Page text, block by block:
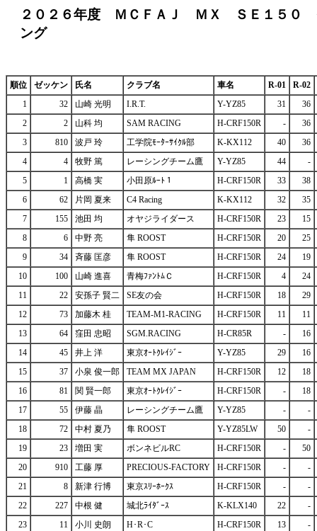
２０２６年度 ＭＣＦＡＪ ＭＸ ＳＥ１５０
ング
順位 ゼッケン 氏名 クラブ名 車名 R-01
R-02
1
32 山崎 光明 I.R.T. Y-YZ85 31
36
2
2 山科 均 SAM RACING H-CRF150R -
36
3
810 波戸 玲 工学院ﾓｰﾀｰｻｲｸﾙ部 K-KX112 40
36
4
4 牧野 篤 レーシングチーム鷹 Y-YZ85 44
-
5
1 高橋 実 小田原ﾙｰﾄ１ H-CRF150R 33
38
6
62 片岡 夏来 C4 Racing K-KX112 32
35
7
155 池田 均 オヤジライダース H-CRF150R 23
15
8
6 中野 亮 隼 ROOST H-CRF150R 20
25
9
34 斉藤 匡彦 隼 ROOST H-CRF150R 24
19
10
100 山崎 進喜 青梅ﾌｧﾝﾄﾑＣ H-CRF150R 4
24
11
22 安孫子 賢二 SE友の会 H-CRF150R 18
29
12
73 加藤木 桂 TEAM-M1-RACING H-CRF150R 11
11
13
64 窪田 忠昭 SGM.RACING H-CR85R -
16
14
45 井上 洋 東京ｵｰﾄｸﾚｲｼﾞｰ Y-YZ85 29
16
15
37 小泉 俊一郎 TEAM MX JAPAN H-CRF150R 12
18
16
81 関 賢一郎 東京ｵｰﾄｸﾚｲｼﾞｰ H-CRF150R -
18
17
55 伊藤 晶 レーシングチーム鷹 Y-YZ85 -
-
18
72 中村 夏乃 隼 ROOST Y-YZ85LW 50
-
19
23 増田 実 ボンネビルRC H-CRF150R -
50
20
910 工藤 厚 PRECIOUS-FACTORY H-CRF150R -
-
21
8 新津 行博 東京ｽﾘｰﾎｰｸｽ H-CRF150R -
-
22
227 中根 健 城北ﾗｲﾀﾞｰｽ K-KLX140 22
-
23
11 小川 史朗 H･R･C H-CRF150R 13
-